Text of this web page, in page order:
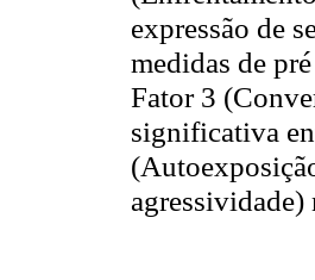
expressão de
medidas de
Fator 3
significativa